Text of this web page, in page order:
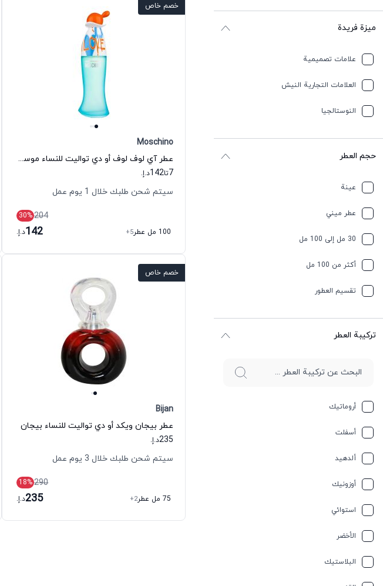
ميزة فريدة
علامات تصميمية
العلامات التجارية النيش
النوستالجيا
حجم العطر
عينة
عطر ميني
30 مل إلى 100 مل
أكثر من 100 مل
تقسیم العطور
ترکیبة العطر
أروماتيك
أسفلت
ألدهيد
أوزونيك
استوائي
الأخضر
البلاستيك
خصم خاص
Moschino
عطر آي لوف لوف أو دي تواليت للنساء موسكينو
7تا142د.إ.
سيتم شحن طلبك خلال 1 يوم عمل
204
30%
100 مل عطر
+5
142د.إ.
خصم خاص
Bijan
عطر بيجان ويكد أو دي تواليت للنساء بيجان
235د.إ.
سيتم شحن طلبك خلال 3 يوم عمل
290
18%
75 مل عطر
+2
235د.إ.